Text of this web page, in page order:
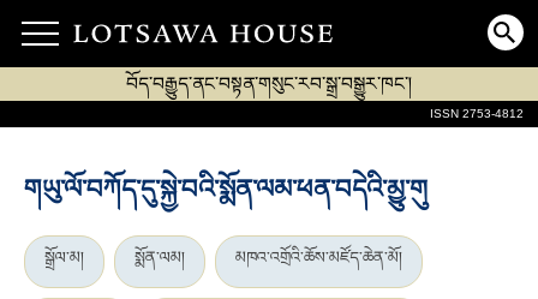
བོད་བརྒྱུད་ནང་བསྟན་གསུང་རབ་སྒྲ་བསྒྱུར་ཁང་།
ISSN 2753-4812
གཡུ་ལོ་བཀོད་དུ་སྐྱེ་བའི་སྨོན་ལམ་ཕན་བདེའི་མྱུ་གུ
སྒྲོལ་མ། སྨོན་ལམ། མཁའ་འགྲོའི་ཆོས་མཛོད་ཆེན་མོ།